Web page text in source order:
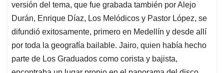
versión del tema, que fue grabada también por Alejo
Durán, Enrique Díaz, Los Melódicos y Pastor López, se
difundió exitosamente, primero en Medellín y desde allí
por toda la geografía bailable. Jairo, quien había hecho
parte de Los Graduados como corista y bajista,